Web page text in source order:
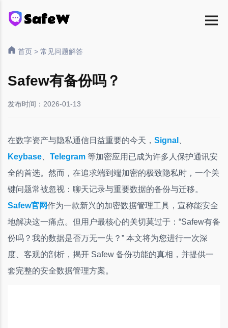
首页 > 常见问题解答
Safew有备份吗？
发布时间：2026-01-13
在数字资产与隐私通信日益重要的今天， Signal
Keybase
Telegram 等加密应用已成为许多人保护通讯安
全的首选。然而，在追求端到端加密的极致隐私时，一个关
键问题常被忽视：聊天记录与重要数据的备份与迁移。
Safew官网作为一款新兴的加密数据管理工具，宣称能安全
地解决这一痛点。但用户最核心的关切莫过于：“Safew有备
份吗？我的数据是否万无一失？” 本文将为您进行一次深
度、客观的剖析，揭开 Safew 备份功能的真相，并提供一
套完整的安全数据管理方案。